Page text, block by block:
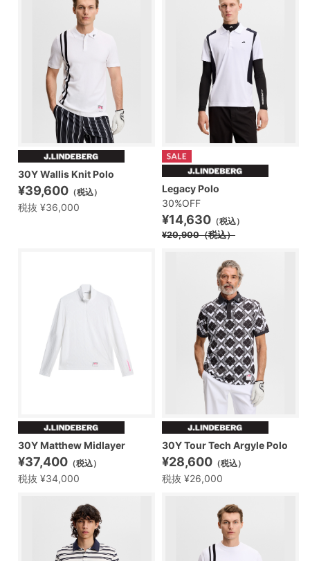
30Y Wallis Knit Polo
¥39,600 （税込）
税抜 ¥36,000
Legacy Polo
30%OFF
¥14,630 （税込）
¥20,900（税込）
30Y Matthew Midlayer
¥37,400 （税込）
税抜 ¥34,000
30Y Tour Tech Argyle Polo
¥28,600 （税込）
税抜 ¥26,000